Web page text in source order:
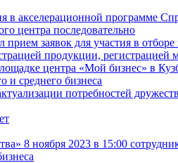
в акселерационной программе
центра последовательно
заявок для участия в
продукции,
центра «Мой бизнес» в
и среднего бизнеса
потребностей
8 ноября 2023 в 15:00